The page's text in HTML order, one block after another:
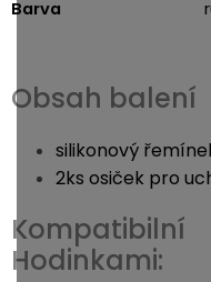
Barva
Obsah balení
silikonový
2ks osiček pro
Hodinkami: